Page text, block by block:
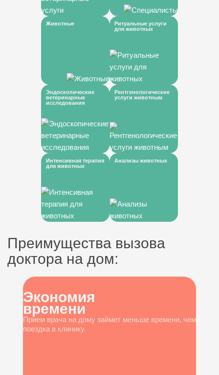
Животные
Ритуальные услуги
для животных
Эндоскопические
ветеринарные
исследования
Рентгенологические
услуги животным
Интенсивная терапия
для животных
Анализы животных
Преимущества вызова
доктора на дом:
Экономия
времени
Прием врача на дому займет меньше времени, чем
поездка в клинику.